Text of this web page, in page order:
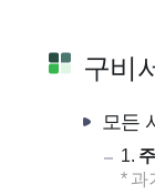
구비
모든
1.
* 과